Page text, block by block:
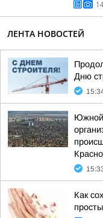
ЛЕНТА НОВОСТЕЙ
Дню
Южной
Как